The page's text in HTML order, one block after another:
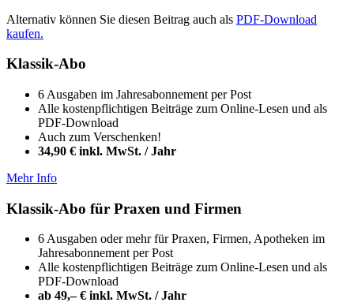
Alternativ können Sie diesen Beitrag auch als PDF-Download
kaufen.
Klassik-Abo
6 Ausgaben im Jahresabonnement per Post
Alle kostenpflichtigen Beiträge zum Online-Lesen und als
PDF-Download
Auch zum Verschenken!
34,90 € inkl. MwSt. / Jahr
Mehr Info
Klassik-Abo für Praxen und Firmen
6 Ausgaben oder mehr für Praxen, Firmen, Apotheken im
Jahresabonnement per Post
Alle kostenpflichtigen Beiträge zum Online-Lesen und als
PDF-Download
ab 49,– € inkl. MwSt. / Jahr